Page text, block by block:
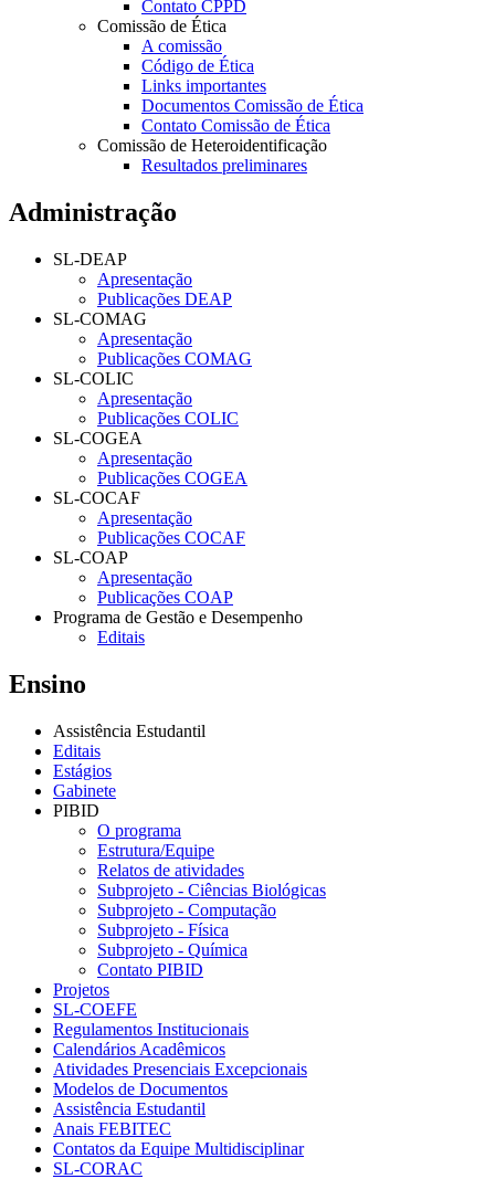
Contato CPPD
Comissão de Ética
A comissão
Código de Ética
Links importantes
Documentos Comissão de Ética
Contato Comissão de Ética
Comissão de Heteroidentificação
Resultados preliminares
Administração
SL-DEAP
Apresentação
Publicações DEAP
SL-COMAG
Apresentação
Publicações COMAG
SL-COLIC
Apresentação
Publicações COLIC
SL-COGEA
Apresentação
Publicações COGEA
SL-COCAF
Apresentação
Publicações COCAF
SL-COAP
Apresentação
Publicações COAP
Programa de Gestão e Desempenho
Editais
Ensino
Assistência Estudantil
Editais
Estágios
Gabinete
PIBID
O programa
Estrutura/Equipe
Relatos de atividades
Subprojeto - Ciências Biológicas
Subprojeto - Computação
Subprojeto - Física
Subprojeto - Química
Contato PIBID
Projetos
SL-COEFE
Regulamentos Institucionais
Calendários Acadêmicos
Atividades Presenciais Excepcionais
Modelos de Documentos
Assistência Estudantil
Anais FEBITEC
Contatos da Equipe Multidisciplinar
SL-CORAC